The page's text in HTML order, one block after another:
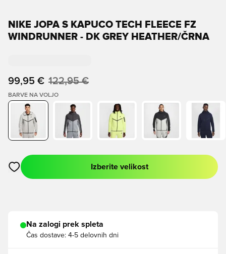
NIKE JOPA S KAPUCO TECH FLEECE FZ
WINDRUNNER - DK GREY HEATHER/ČRNA
99,95 € 122,95 €
BARVE NA VOLJO
Odpre Modal za prijavo ali vpis kot član
Izberite velikost
Na zalogi prek spleta
Čas dostave: 4-5 delovnih dni